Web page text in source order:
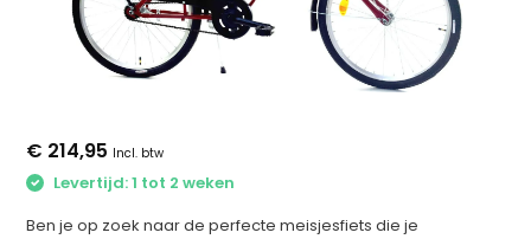
€ 214,95 Incl. btw
Levertijd: 1 tot 2 weken
Ben je op zoek naar de perfecte meisjesfiets die je